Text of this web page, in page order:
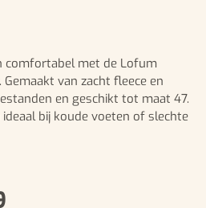
comfortabel met de Lofum
van zacht fleece en
en geschikt tot maat 47.
bij koude voeten of slechte